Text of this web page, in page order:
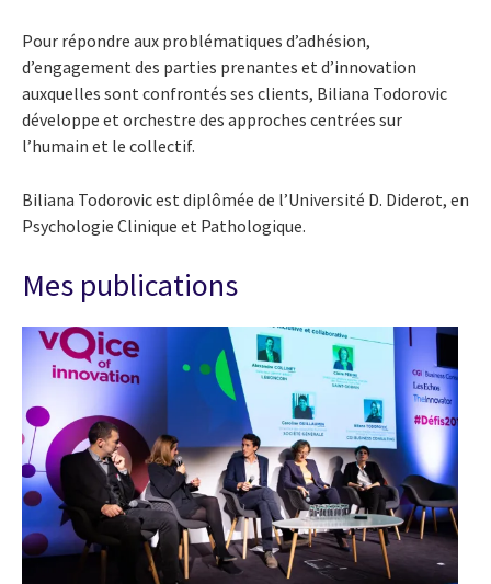
Pour répondre aux problématiques d’adhésion,
d’engagement des parties prenantes et d’innovation
auxquelles sont confrontés ses clients, Biliana Todorovic
développe et orchestre des approches centrées sur
l’humain et le collectif.
Biliana Todorovic est diplômée de l’Université D. Diderot, en
Psychologie Clinique et Pathologique.
Mes publications